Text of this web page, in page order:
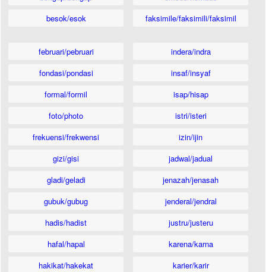
besok/esok
faksimile/faksimili/faksimil
februari/pebruari
fondasi/pondasi
formal/formil
foto/photo
frekuensi/frekwensi
gizi/gisi
gladi/geladi
gubuk/gubug
hadis/hadist
hafal/hapal
hakikat/hakekat
indera/indra
insaf/insyaf
isap/hisap
istri/isteri
izin/ijin
jadwal/jadual
jenazah/jenasah
jenderal/jendral
justru/justeru
karena/karna
karier/karir